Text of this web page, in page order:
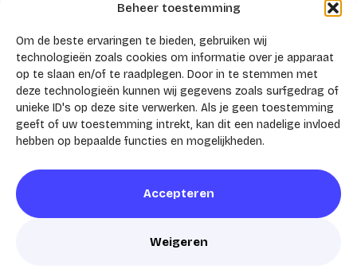
Beheer toestemming
Om de beste ervaringen te bieden, gebruiken wij
technologieën zoals cookies om informatie over je apparaat
op te slaan en/of te raadplegen. Door in te stemmen met
deze technologieën kunnen wij gegevens zoals surfgedrag of
unieke ID's op deze site verwerken. Als je geen toestemming
geeft of uw toestemming intrekt, kan dit een nadelige invloed
hebben op bepaalde functies en mogelijkheden.
Accepteren
Weigeren
2545 AB Den Haag
Postbus 43100
2504 AC Den Haag
KVK 41159788